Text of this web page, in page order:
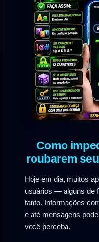
Como
roubarem
Hoje em dia, muitos
usuários — alguns de
tanto. Informações
e até mensagens
você perceba.